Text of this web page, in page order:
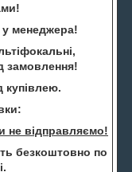
у менеджера!
замовлення!
купівлею.
не відправляємо!
безкоштовно по